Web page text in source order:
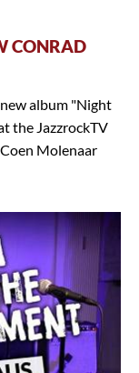
CONRAD
album "Night
the JazzrockTV
Molenaar